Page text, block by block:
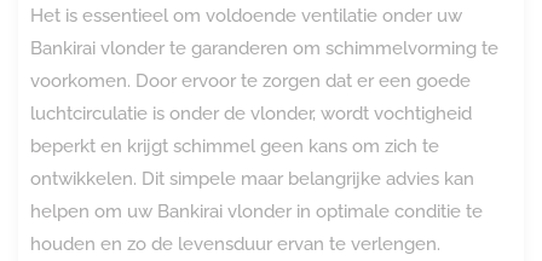
Het is essentieel om voldoende ventilatie onder uw
Bankirai vlonder te garanderen om schimmelvorming te
voorkomen. Door ervoor te zorgen dat er een goede
luchtcirculatie is onder de vlonder, wordt vochtigheid
beperkt en krijgt schimmel geen kans om zich te
ontwikkelen. Dit simpele maar belangrijke advies kan
helpen om uw Bankirai vlonder in optimale conditie te
houden en zo de levensduur ervan te verlengen.